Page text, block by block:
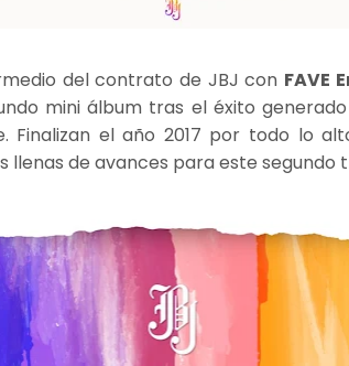
del contrato de JBJ con FAVE
mini álbum tras el éxito
Finalizan el año 2017 por todo lo
llenas de avances para este segundo